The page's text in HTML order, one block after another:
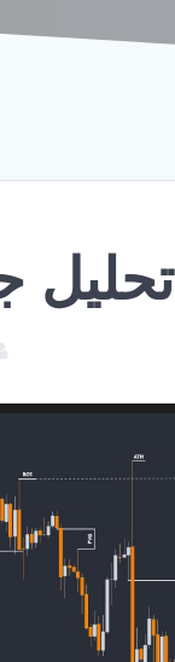
تحلیل